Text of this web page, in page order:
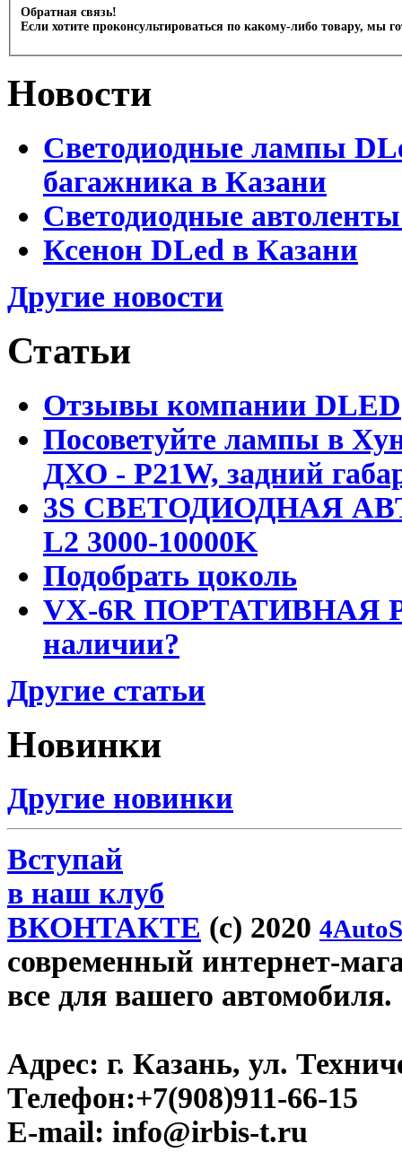
Обратная связь!
Если хотите проконсультироваться по какому-либо товару, мы
Новости
Светодиодные лампы
багажника в Казани
Светодиодные
Ксенон DLed в Казани
Другие новости
Статьи
Отзывы компании DLED
Посоветуйте лампы в
ДХО - P21W, задний
3S СВЕТОДИОДНАЯ
L2 3000-10000K
Подобрать цоколь
VX-6R ПОРТАТИВНАЯ
наличии?
Другие статьи
Новинки
Другие новинки
Вступай
в наш клуб
ВКОНТАКТЕ (c) 2020
современный интернет-
все для вашего автомобиля.
Адрес: г. Казань, ул.
Телефон:+7(908)911-66-15
E-mail: info@irbis-t.ru